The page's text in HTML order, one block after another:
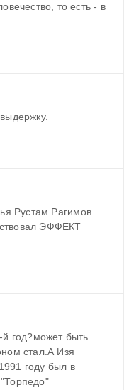
то есть - в
Рустам Рагимов .
ЭФФЕКТ
год?может быть
стал.А Изя
году был в